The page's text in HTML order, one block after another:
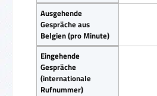
Ausgehende
Gespräche aus
Belgien (pro Minute)
Eingehende
Gespräche
(internationale
Rufnummer)